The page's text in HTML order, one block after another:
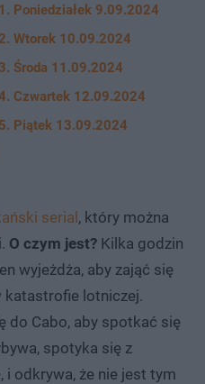
Poniedziałek 9.09.2024
Wtorek 10.09.2024
Środa 11.09.2024
Czwartek 12.09.2024
Piątek 13.09.2024
serial, który można
O czym jest? Kilka godzin
wyjeżdża, aby zająć się
katastrofie lotniczej.
do Cabo, aby spotkać się
spotyka się z
i odkrywa, że ​​nie jest tym